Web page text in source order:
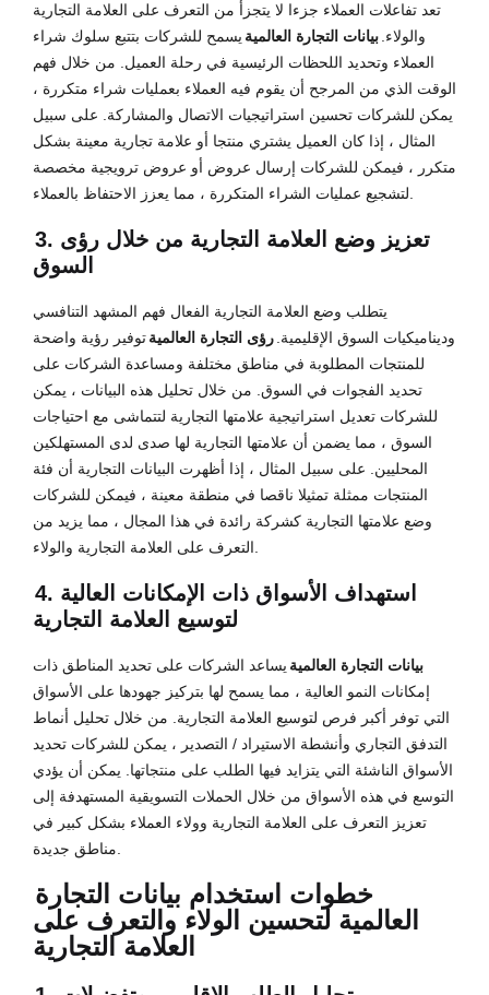
تعد تفاعلات العملاء جزءا لا يتجزأ من التعرف على العلامة التجارية
والولاء.بيانات التجارة العالمية يسمح للشركات بتتبع سلوك شراء
العملاء وتحديد اللحظات الرئيسية في رحلة العميل. من خلال فهم
الوقت الذي من المرجح أن يقوم فيه العملاء بعمليات شراء متكررة ،
يمكن للشركات تحسين استراتيجيات الاتصال والمشاركة. على سبيل
المثال ، إذا كان العميل يشتري منتجا أو علامة تجارية معينة بشكل
متكرر ، فيمكن للشركات إرسال عروض أو عروض ترويجية مخصصة
لتشجيع عمليات الشراء المتكررة ، مما يعزز الاحتفاظ بالعملاء.
3. تعزيز وضع العلامة التجارية من خلال رؤى
السوق
يتطلب وضع العلامة التجارية الفعال فهم المشهد التنافسي
وديناميكيات السوق الإقليمية.رؤى التجارة العالميةتوفير رؤية واضحة
للمنتجات المطلوبة في مناطق مختلفة ومساعدة الشركات على
تحديد الفجوات في السوق. من خلال تحليل هذه البيانات ، يمكن
للشركات تعديل استراتيجية علامتها التجارية لتتماشى مع احتياجات
السوق ، مما يضمن أن علامتها التجارية لها صدى لدى المستهلكين
المحليين. على سبيل المثال ، إذا أظهرت البيانات التجارية أن فئة
المنتجات ممثلة تمثيلا ناقصا في منطقة معينة ، فيمكن للشركات
وضع علامتها التجارية كشركة رائدة في هذا المجال ، مما يزيد من
التعرف على العلامة التجارية والولاء.
4. استهداف الأسواق ذات الإمكانات العالية
لتوسيع العلامة التجارية
بيانات التجارة العالمية يساعد الشركات على تحديد المناطق ذات
إمكانات النمو العالية ، مما يسمح لها بتركيز جهودها على الأسواق
التي توفر أكبر فرص لتوسيع العلامة التجارية. من خلال تحليل أنماط
التدفق التجاري وأنشطة الاستيراد / التصدير ، يمكن للشركات تحديد
الأسواق الناشئة التي يتزايد فيها الطلب على منتجاتها. يمكن أن يؤدي
التوسع في هذه الأسواق من خلال الحملات التسويقية المستهدفة إلى
تعزيز التعرف على العلامة التجارية وولاء العملاء بشكل كبير في
مناطق جديدة.
خطوات استخدام بيانات التجارة
العالمية لتحسين الولاء والتعرف على
العلامة التجارية